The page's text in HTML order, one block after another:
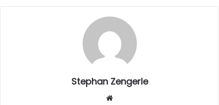
Stephan Zengerle